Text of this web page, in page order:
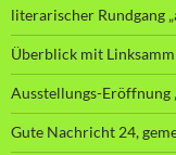
literarischer Rundgang
Überblick mit
Ausstellungs-Eröffnung
Gute Nachricht 24,